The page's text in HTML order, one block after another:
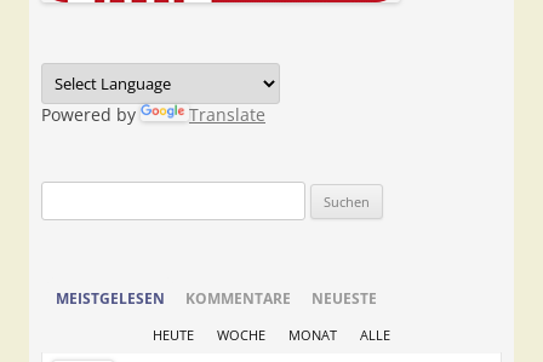
Powered by Translate
nach:
MEISTGELESEN KOMMENTARE NEUESTE
HEUTE WOCHE MONAT ALLE